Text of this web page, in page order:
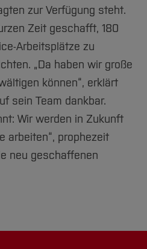
zur Verfügung steht.
Zeit geschafft, 180
Arbeitsplätze zu
„Da haben wir große
können“, erklärt
sein Team dankbar.
Wir werden in Zukunft
arbeiten“, prophezeit
neu geschaffenen